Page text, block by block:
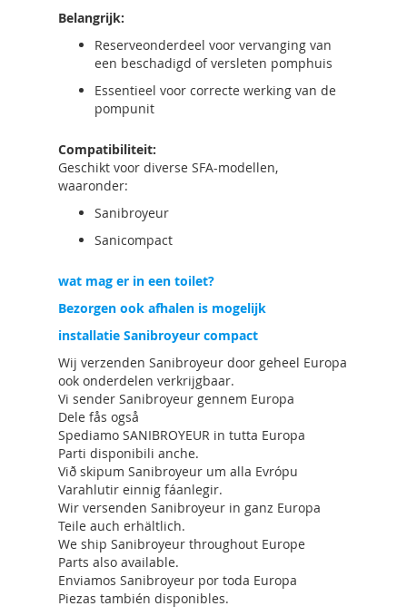
Belangrijk:
Reserveonderdeel voor vervanging van
een beschadigd of versleten pomphuis
Essentieel voor correcte werking van de
pompunit
Compatibiliteit:
Geschikt voor diverse SFA-modellen,
waaronder:
Sanibroyeur
Sanicompact
wat mag er in een toilet?
Bezorgen ook afhalen is mogelijk
installatie Sanibroyeur compact
Wij verzenden Sanibroyeur door geheel Europa
ook onderdelen verkrijgbaar.
Vi sender Sanibroyeur gennem Europa
Dele fås også
Spediamo SANIBROYEUR in tutta Europa
Parti disponibili anche.
Við skipum Sanibroyeur um alla Evrópu
Varahlutir einnig fáanlegir.
Wir versenden Sanibroyeur in ganz Europa
Teile auch erhältlich.
We ship Sanibroyeur throughout Europe
Parts also available.
Enviamos Sanibroyeur por toda Europa
Piezas también disponibles.